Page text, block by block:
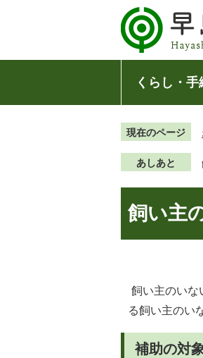
くらし・手
現在のページ
あしあと
飼い主
飼い主のいな
る飼い主のい
補助の対